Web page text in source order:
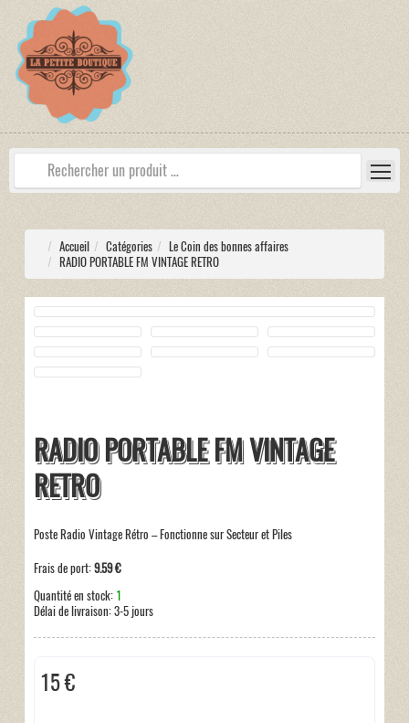
Accueil Catégories
Le Coin des bonnes affaires
RADIO PORTABLE FM VINTAGE RETRO
RADIO PORTABLE FM VINTAGE
RETRO
Poste Radio Vintage Rétro – Fonctionne sur Secteur et Piles
Frais de port:9.59 €
Quantité en stock: 1
Délai de livraison:3-5 jours
15 €